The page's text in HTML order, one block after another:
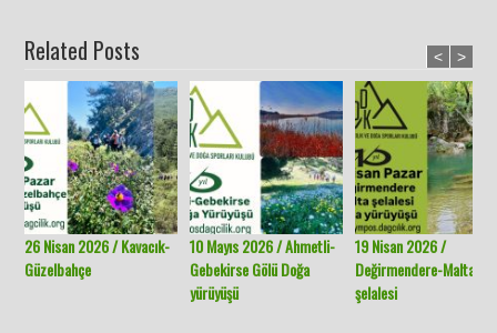
Related Posts
26 Nisan 2026 / Kavacık-
Güzelbahçe
10 Mayıs 2026 / Ahmetli-
Gebekirse Gölü Doğa
yürüyüşü
19 Nisan 2026 /
Değirmendere-Malta
şelalesi
< >